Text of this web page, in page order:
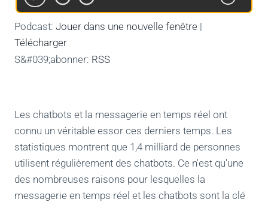
Podcast: Jouer dans une nouvelle fenêtre |
Télécharger
S&#039;abonner: RSS
Les chatbots et la messagerie en temps réel ont
connu un véritable essor ces derniers temps. Les
statistiques montrent que 1,4 milliard de personnes
utilisent régulièrement des chatbots. Ce n'est qu'une
des nombreuses raisons pour lesquelles la
messagerie en temps réel et les chatbots sont la clé